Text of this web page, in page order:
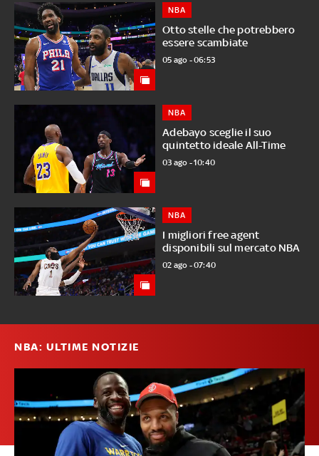
Otto stelle che potrebbero
essere scambiate
NBA
05 ago - 06:53
Adebayo sceglie il suo
quintetto ideale All-Time
NBA
03 ago - 10:40
I migliori free agent
disponibili sul mercato NBA
NBA
02 ago - 07:40
NBA: ULTIME NOTIZIE